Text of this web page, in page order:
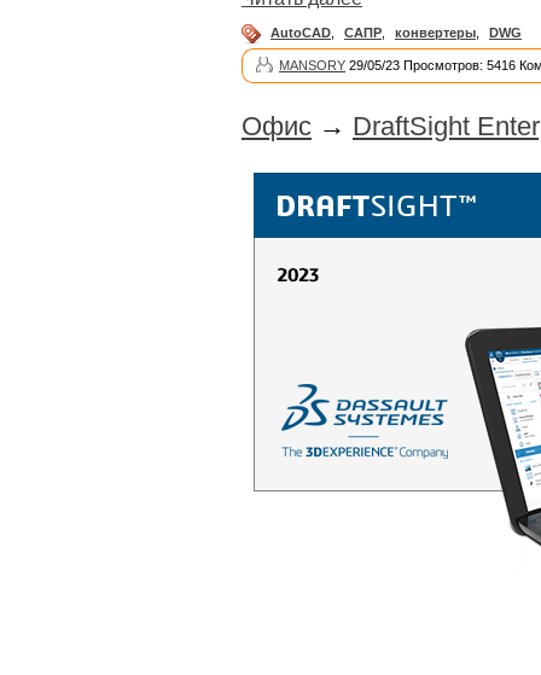
AutoCAD САПР конвертеры DWG
MANSORY 29/05/23 Просмотров: 5416
Офис → DraftSight